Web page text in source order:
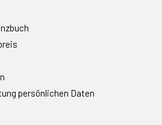
persönlichen Daten